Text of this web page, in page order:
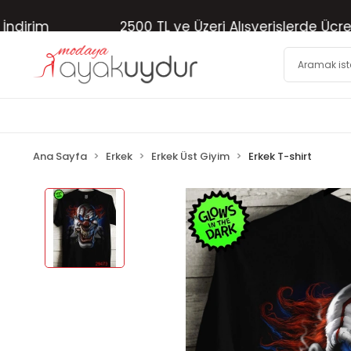
2500 TL ve Üzeri Alışverişlerde Ücretsiz
Ana Sayfa Erkek Erkek Üst Giyim Erkek T-shirt